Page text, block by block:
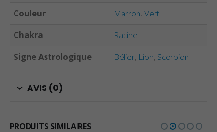
Couleur
Marron, Vert
Chakra
Racine
Signe Astrologique
Bélier, Lion, Scorpion
AVIS (0)
PRODUITS SIMILAIRES